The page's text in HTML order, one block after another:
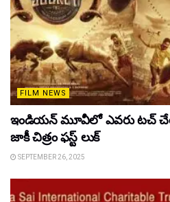
FILM NEWS
ఇండియన్ మూవీలో ఎవరు టచ్
జాకీ చిత్రం ఫస్ట్ లుక్
SEPTEMBER 26, 2025